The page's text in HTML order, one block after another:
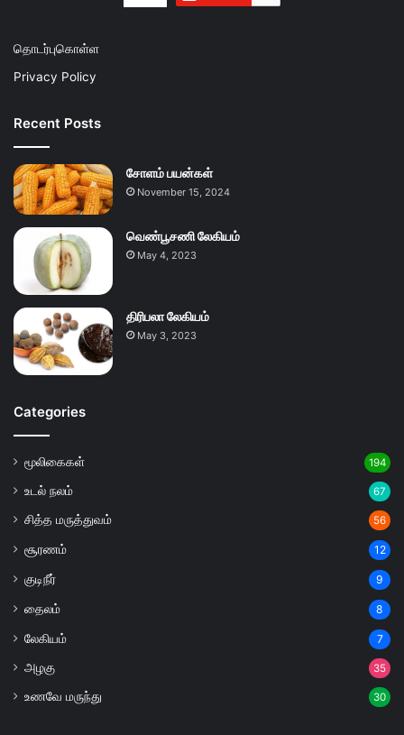
தொடர்புகொள்ள
Privacy Policy
Recent Posts
சோளம் பயன்கள்
November 15, 2024
வெண்பூசணி லேகியம்
May 4, 2023
திரிபலா லேகியம்
May 3, 2023
Categories
மூலிகைகள் 194
உடல் நலம் 67
சித்த மருத்துவம் 56
சூரணம் 12
குடிநீர் 9
தைலம் 8
லேகியம் 7
அழகு 35
உணவே மருந்து 30